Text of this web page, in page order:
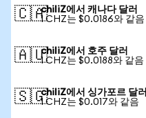
🇨🇦chiliZ에서 캐나다 달러
1 CHZ는 $0.0186와 같음
🇦🇺chiliZ에서 호주 달러
1 CHZ는 $0.0188와 같음
🇸🇬chiliZ에서 싱가포르 달러
1 CHZ는 $0.017와 같음